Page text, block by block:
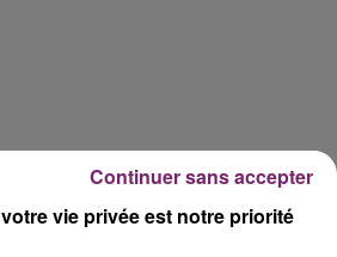
vie privée est notre priorité
Continuer sans accepter